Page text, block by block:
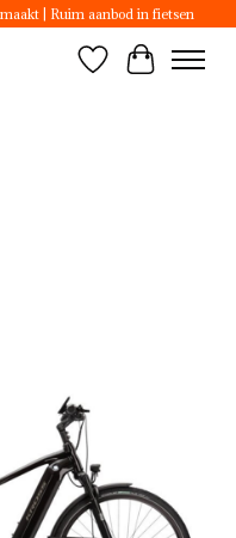
| Ruim aanbod in fietsen
Wunschzettel
Ihr